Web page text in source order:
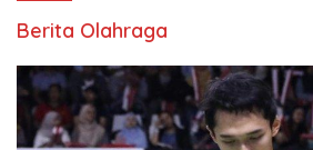
Berita Olahraga